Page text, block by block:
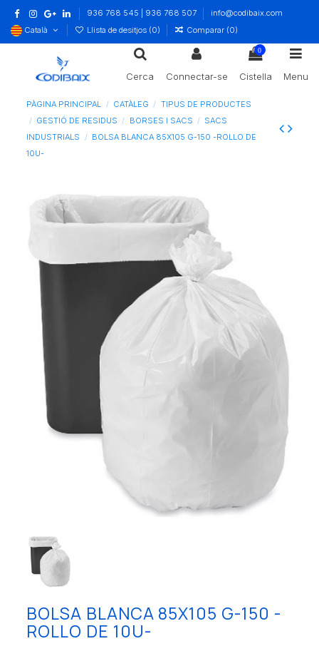
936 768 545 | 936 768 507
info@codibaix.com
Català
Llista de desitjos (0) Comparar (0)
Cerca Connectar-se
0
Cistella Menu
PÀGINA PRINCIPAL CATÀLEG
TIPUS DE PRODUCTES
GESTIÓ DE RESIDUS
BORSES I SACS
SACS
INDUSTRIALS
BOLSA BLANCA 85X105 G-150 -ROLLO DE
10U-
BOLSA BLANCA 85X105 G-150 -
ROLLO DE 10U-